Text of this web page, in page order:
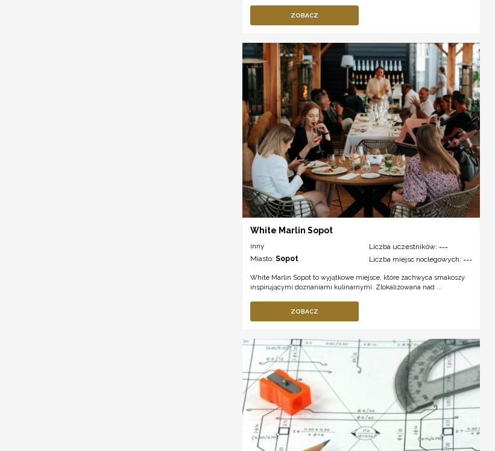
ZOBACZ
White Marlin Sopot
inny
Miasto: Sopot
Liczba uczestników: ---
Liczba miejsc noclegowych: ---
White Marlin Sopot to wyjątkowe miejsce, które zachwyca smakoszy
inspirującymi doznaniami kulinarnymi. Zlokalizowana nad ...
ZOBACZ